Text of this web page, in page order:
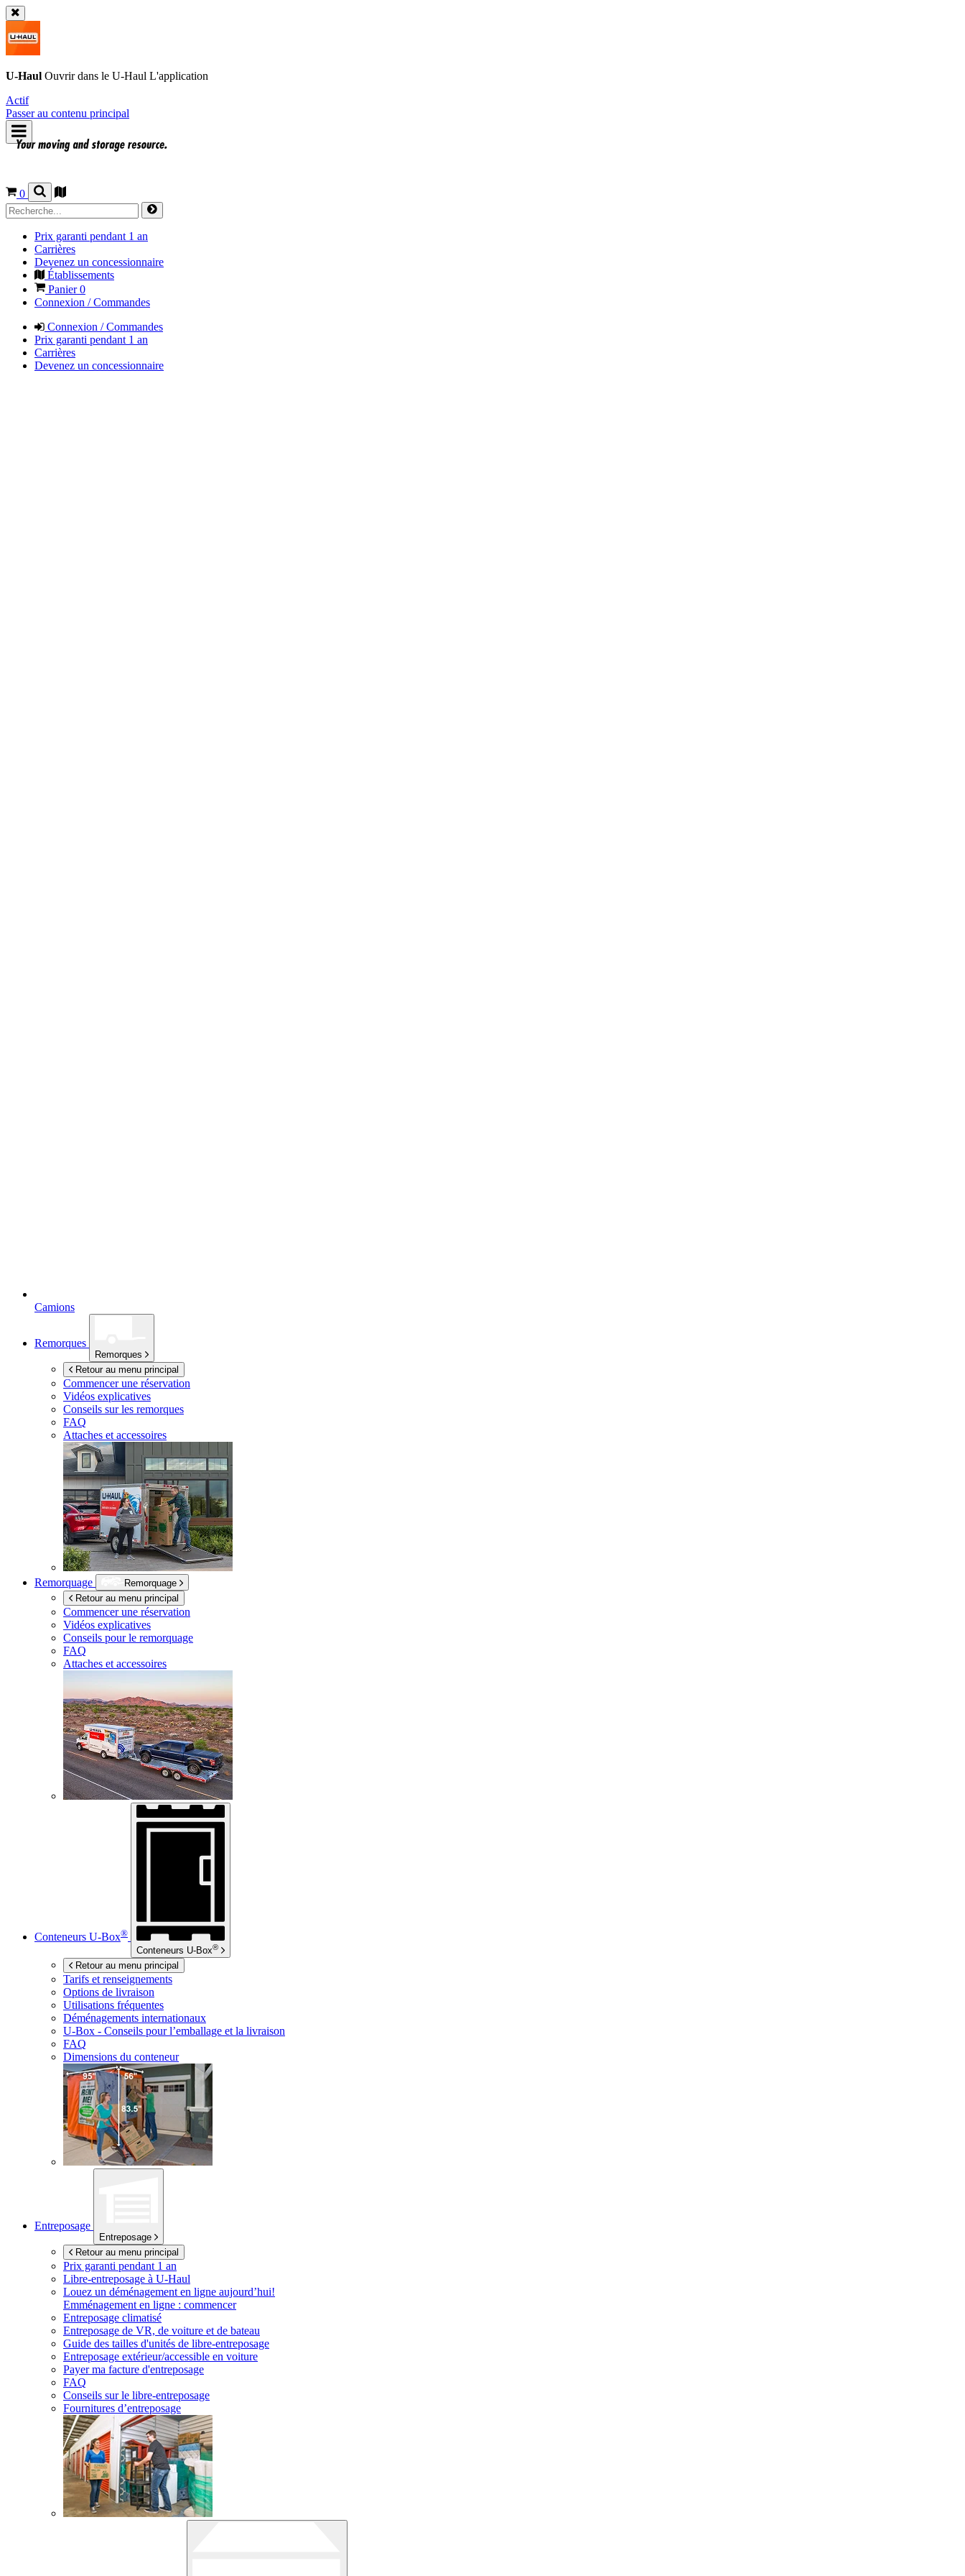
U-Haul Ouvrir dans le U-Haul L'application
Actif
Passer au contenu principal
0
Prix garanti pendant 1 an
Carrières
Devenez un concessionnaire
Établissements
Panier0
Connexion / Commandes
Connexion / Commandes
Prix garanti pendant 1 an
Carrières
Devenez un concessionnaire
Camions
Remorques
Remorques
Retour au menu principal
Commencer une réservation
Vidéos explicatives
Conseils sur les remorques
FAQ
Attaches et accessoires
Remorquage
Remorquage
Retour au menu principal
Commencer une réservation
Vidéos explicatives
Conseils pour le remorquage
FAQ
Attaches et accessoires
Conteneurs U-Box®
Conteneurs U-Box®
Retour au menu principal
Tarifs et renseignements
Options de livraison
Utilisations fréquentes
Déménagements internationaux
U-Box - Conseils pour l’emballage et la livraison
FAQ
Dimensions du conteneur
Entreposage
Entreposage
Retour au menu principal
Prix garanti pendant 1 an
Libre-entreposage à U-Haul
Louez un déménagement en ligne aujourd’hui!
Emménagement en ligne : commencer
Entreposage climatisé
Entreposage de VR, de voiture et de bateau
Guide des tailles d'unités de libre-entreposage
Entreposage extérieur/accessible en voiture
Payer ma facture d'entreposage
FAQ
Conseils sur le libre-entreposage
Fournitures d’entreposage